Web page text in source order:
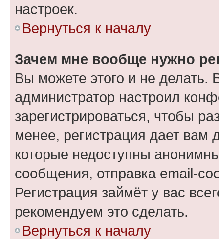
настроек.
Вернуться к началу
Зачем мне вообще нужно
Вы можете этого и не делать.
администратор настроил
зарегистрироваться, чтобы
менее, регистрация дает вам
которые недоступны
сообщения, отправка email-
Регистрация займёт у вас
рекомендуем это сделать.
Вернуться к началу